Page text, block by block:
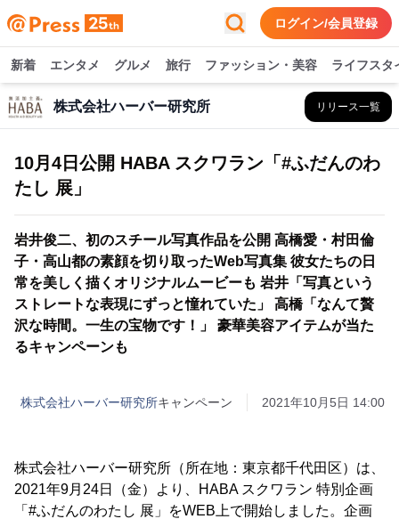
ログイン/会員登録
新着 エンタメ グルメ 旅行 ファッション・美容 ライフスタ
株式会社ハーバー研究所 リリース一覧
10月4日公開 HABA スクワラン「#ふだんのわ
たし 展」
岩井俊二、初のスチール写真作品を公開 高橋愛・村田倫
子・高山都の素顔を切り取ったWeb写真集 彼女たちの日
常を美しく描くオリジナルムービーも 岩井「写真という
ストレートな表現にずっと憧れていた」 高橋「なんて贅
沢な時間。一生の宝物です！」 豪華美容アイテムが当た
るキャンペーンも
株式会社ハーバー研究所キャンペーン 2021年10月5日 14:00
株式会社ハーバー研究所（所在地：東京都千代田区）は、
2021年9月24日（金）より、HABA スクワラン 特別企画
「#ふだんのわたし 展」をWEB上で開始しました。企画